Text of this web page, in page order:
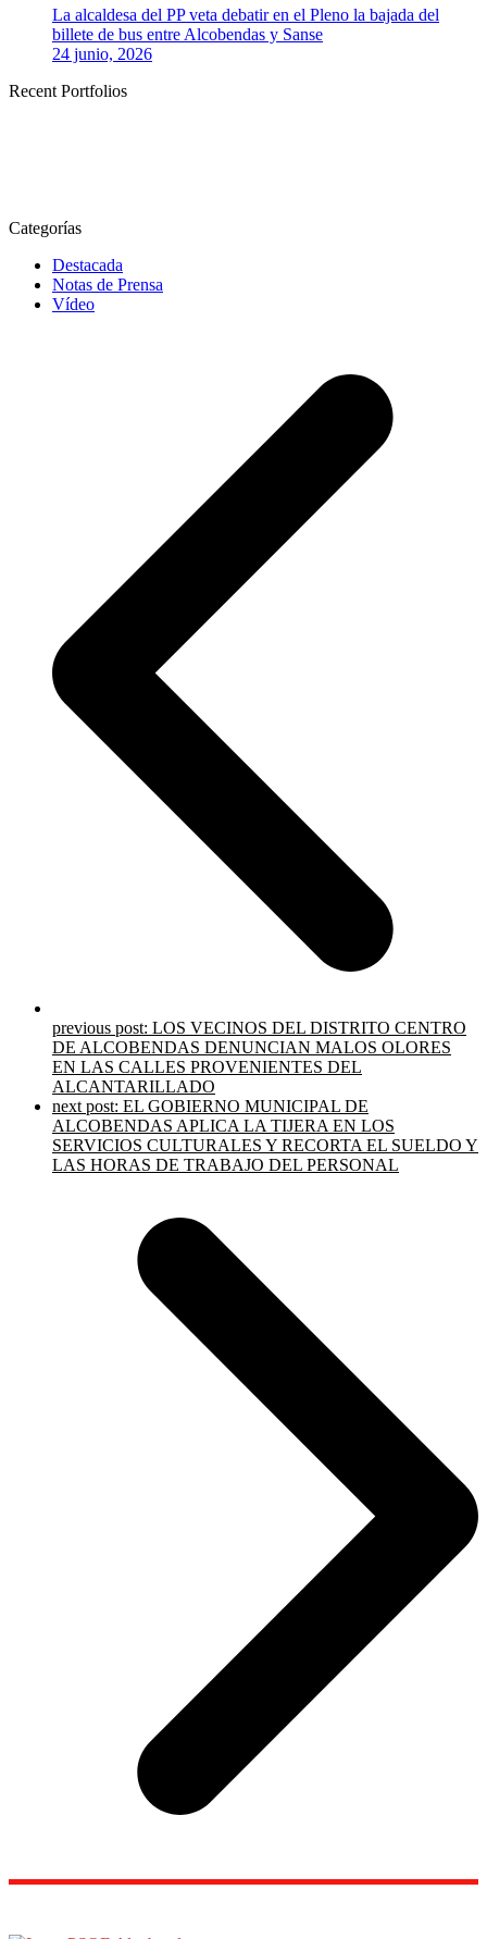
La alcaldesa del PP veta debatir en el Pleno la bajada del
billete de bus entre Alcobendas y Sanse
24 junio, 2026
Recent Portfolios
Categorías
Destacada
Notas de Prensa
Vídeo
previous post: LOS VECINOS DEL DISTRITO CENTRO
DE ALCOBENDAS DENUNCIAN MALOS OLORES
EN LAS CALLES PROVENIENTES DEL
ALCANTARILLADO
next post: EL GOBIERNO MUNICIPAL DE
ALCOBENDAS APLICA LA TIJERA EN LOS
SERVICIOS CULTURALES Y RECORTA EL SUELDO Y
LAS HORAS DE TRABAJO DEL PERSONAL